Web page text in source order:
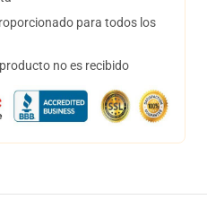
para todos los
no es recibido